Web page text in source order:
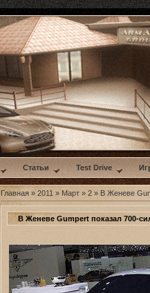
Статьи Test Drive
Главная » 2011 » Март » 2 » В Женеве
В Женеве Gumpert показал 700-